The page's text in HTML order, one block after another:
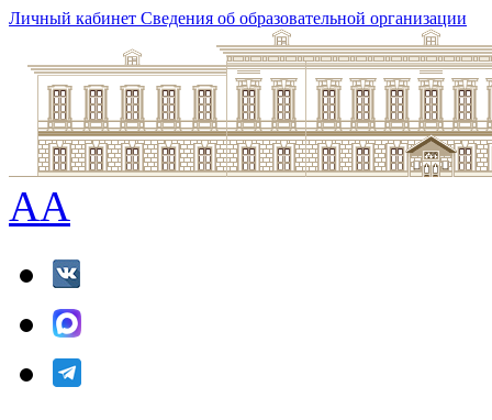
Личный кабинет Сведения об образовательной организации
AA